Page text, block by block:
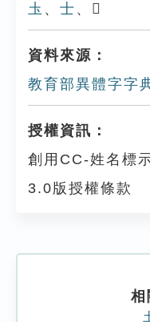
圡 、 士 、𡗓
資料來源：
教育部異體字字
授權資訊：
創用CC-姓名標
3.0版授權條款
相